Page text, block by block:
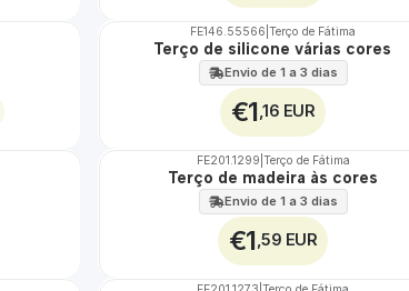
FE146.55566 Terço de Fátima
Terço de silicone várias cores
Envio de 1 a 3 dias
€1 ,16 EUR
FE201.1299 Terço de Fátima
Terço de madeira às cores
Envio de 1 a 3 dias
€1 ,59 EUR